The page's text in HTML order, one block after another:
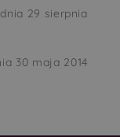
29 sierpnia
30 maja 2014